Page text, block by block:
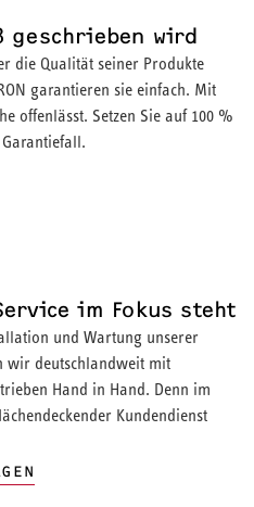
geschrieben wird
die Qualität seiner Produkte
garantieren sie einfach. Mit
offenlässt. Setzen Sie auf 100 %
im Fokus steht
und Wartung unserer
wir deutschlandweit mit
Hand in Hand. Denn im
Kundendienst